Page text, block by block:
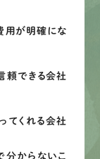
用が明確にな
頼できる会社
てくれる会社
分からないこ